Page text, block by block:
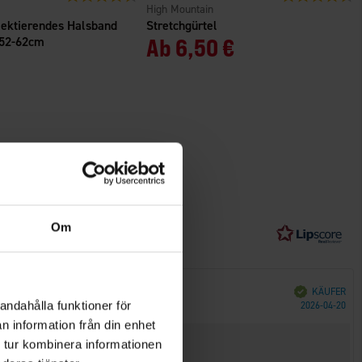
Om
funktioner för
information från din enhet
kombinera informationen
Halsband
62cm
Stretchgürtel
High Mountain
Ab6,50 €
Verifiziert
KÄUFER
2026-04-20